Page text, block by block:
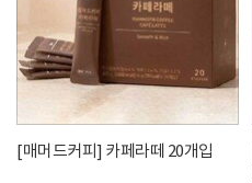
[매머드커피] 카페라떼 20개입